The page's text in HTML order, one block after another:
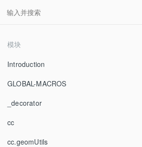
模块
Introduction
GLOBAL-MACROS
_decorator
cc
cc.geomUtils